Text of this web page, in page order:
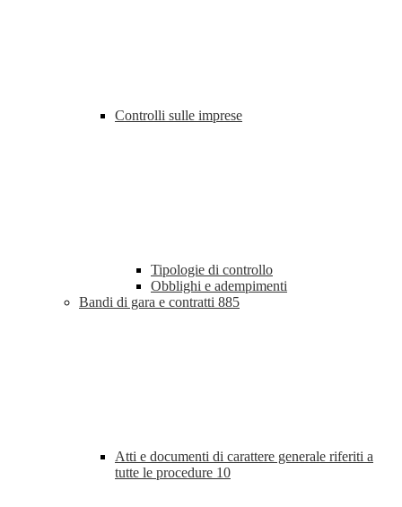
Controlli sulle imprese
Tipologie di controllo
Obblighi e adempimenti
Bandi di gara e contratti 885
Atti e documenti di carattere generale riferiti a
tutte le procedure 10